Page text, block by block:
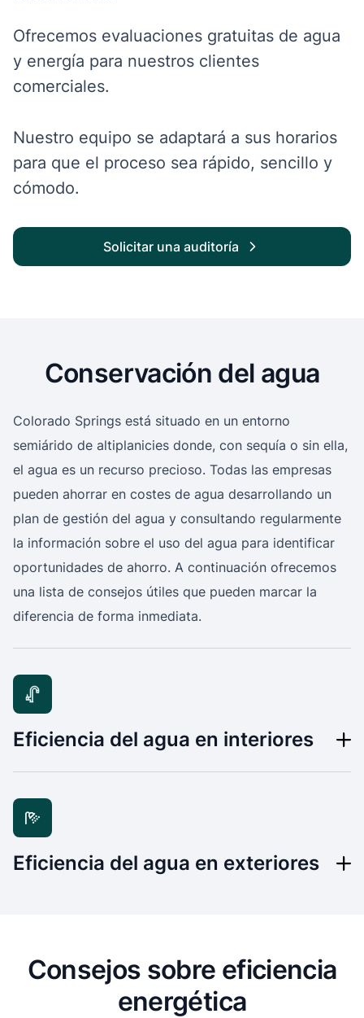
Ofrecemos evaluaciones gratuitas de agua
y energía para nuestros clientes
comerciales.
Nuestro equipo se adaptará a sus horarios
para que el proceso sea rápido, sencillo y
cómodo.
Solicitar una auditoría
Conservación del agua
Colorado Springs está situado en un entorno
semiárido de altiplanicies donde, con sequía o sin ella,
el agua es un recurso precioso. Todas las empresas
pueden ahorrar en costes de agua desarrollando un
plan de gestión del agua y consultando regularmente
la información sobre el uso del agua para identificar
oportunidades de ahorro. A continuación ofrecemos
una lista de consejos útiles que pueden marcar la
diferencia de forma inmediata.
Eficiencia del agua en interiores
Eficiencia del agua en exteriores
Consejos sobre eficiencia
energética